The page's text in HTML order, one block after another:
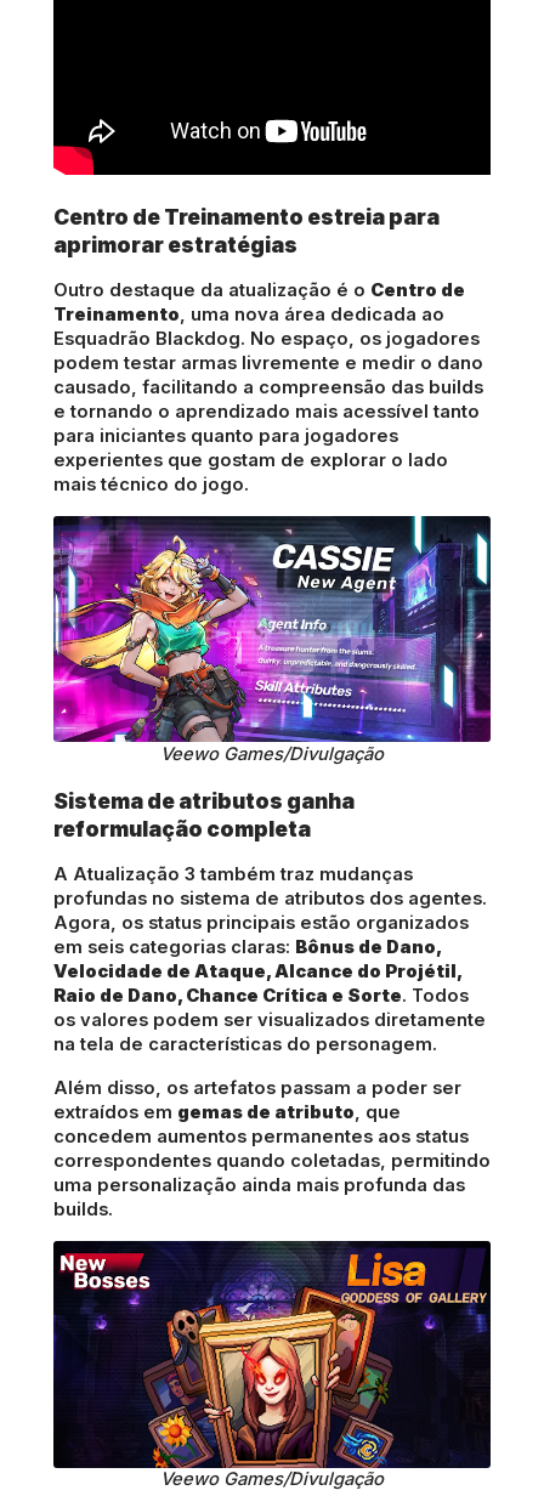
Centro de Treinamento estreia para
aprimorar estratégias
Outro destaque da atualização é o Centro de
Treinamento, uma nova área dedicada ao
Esquadrão Blackdog. No espaço, os jogadores
podem testar armas livremente e medir o dano
causado, facilitando a compreensão das builds
e tornando o aprendizado mais acessível tanto
para iniciantes quanto para jogadores
experientes que gostam de explorar o lado
mais técnico do jogo.
Veewo Games/Divulgação
Sistema de atributos ganha
reformulação completa
A Atualização 3 também traz mudanças
profundas no sistema de atributos dos agentes.
Agora, os status principais estão organizados
em seis categorias claras: Bônus de Dano,
Velocidade de Ataque, Alcance do Projétil,
Raio de Dano, Chance Crítica e Sorte. Todos
os valores podem ser visualizados diretamente
na tela de características do personagem.
Além disso, os artefatos passam a poder ser
extraídos em gemas de atributo, que
concedem aumentos permanentes aos status
correspondentes quando coletadas, permitindo
uma personalização ainda mais profunda das
builds.
Veewo Games/Divulgação